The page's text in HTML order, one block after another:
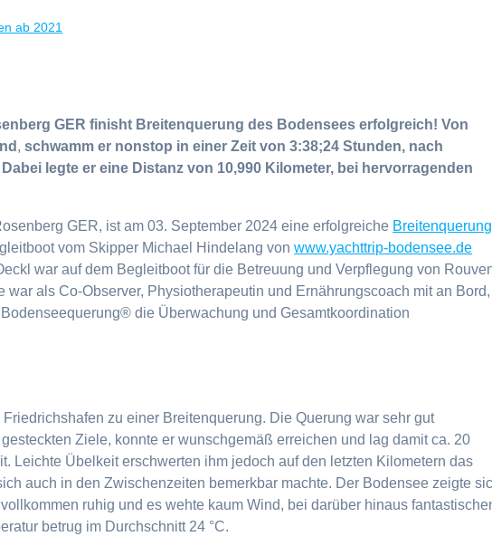
ab 2021
GER finisht Breitenquerung des Bodensees erfolgreich! Von
,schwamm er nonstop in einer Zeit von 3:38;24 Stunden, nach
Dabei legte er eine Distanz von 10,990 Kilometer, bei hervorragenden
GER, ist am 03. September 2024 eine erfolgreiche Breitenquerung
vom Skipper Michael Hindelang vonwww.yachttrip-bodensee.de
war auf dem Begleitboot für die Betreuung und Verpflegung von
war als Co-Observer, Physiotherapeutin und Ernährungscoach mit an Bord,
die Überwachung und Gesamtkoordination
zu einer Breitenquerung. Die Querung war sehr gut
Ziele, konnte er wunschgemäß erreichen und lag damit ca. 20
Leichte Übelkeit erschwerten ihm jedoch auf den letzten Kilometern das
auch in den Zwischenzeiten bemerkbar machte. Der Bodensee zeigte
ruhig und es wehte kaum Wind, bei darüber hinaus
betrug im Durchschnitt 24 °C.